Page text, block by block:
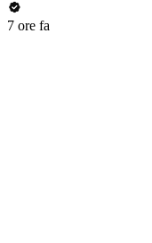
7 ore fa